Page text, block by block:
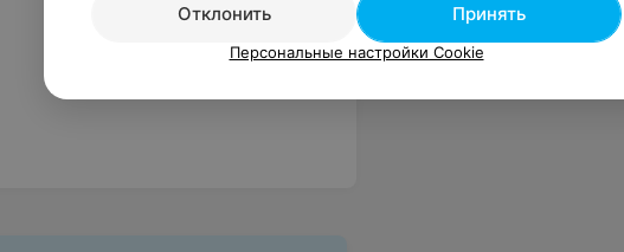
Отклонить
Принять
Персональные настройки Cookie